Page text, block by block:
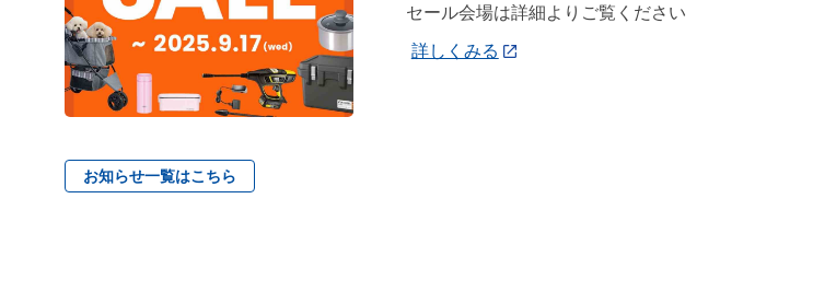
セール会場は詳細よりご覧ください
詳しくみる
お知らせ一覧はこちら